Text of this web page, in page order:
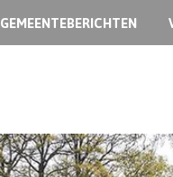
GEMEENTEBERICHTEN